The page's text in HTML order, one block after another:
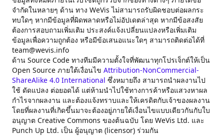
จำกัดในหลายๆ ด้าน ทาง WeVis ไม่สามารถรับผิดชอบต่อผลกระ
ทบใดๆ หากมีข้อมูลที่ผิดพลาดหรือไม่อัปเดตล่าสุด หากมีข้อสงสัย
ต้องการสอบถามเพิ่มเติม ประสงค์แจ้งเปลี่ยนแปลงหรือเพิ่มเติม
ข้อมูลเพื่อความถูกต้อง หรือมีข้อเสนอแนะใดๆ สามารถติดต่อได้ที่
team@wevis.info
ด้าน Source Code ทางทีมมีความตั้งใจที่พัฒนาทุกโปรเจ็กต์ให้เป็น
Open Source ภายใต้เงื่อนไข Attribution-NonCommercial-
ShareAlike 4.0 International ซึ่งหมายถึง สามารถนำผลงานไป
ใช้ ดัดแปลง ต่อยอดได้ แต่ห้ามนำไปใช้ทางการค้าหรือแสวงหาผล
กำไรจากผลงาน และต้องแจ้งทราบและให้เครดิตกับเจ้าของผลงาน
โดยที่ผลงานที่เกิดขึ้นมาจะต้องอยู่ภายใต้เงื่อนไขแบบเดียวกันกับใบ
อนุญาต Creative Commons ของต้นฉบับ โดย WeVis Ltd. และ
Punch Up Ltd. เป็น ผู้อนุญาต (licensor) ร่วมกัน